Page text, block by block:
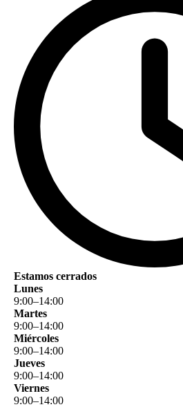
Estamos cerrados
Lunes
9:00–14:00
Martes
9:00–14:00
Miércoles
9:00–14:00
Jueves
9:00–14:00
Viernes
9:00–14:00